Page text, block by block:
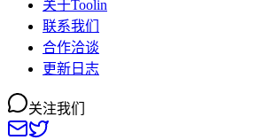
关于Toolin
联系我们
合作洽谈
更新日志
关注我们